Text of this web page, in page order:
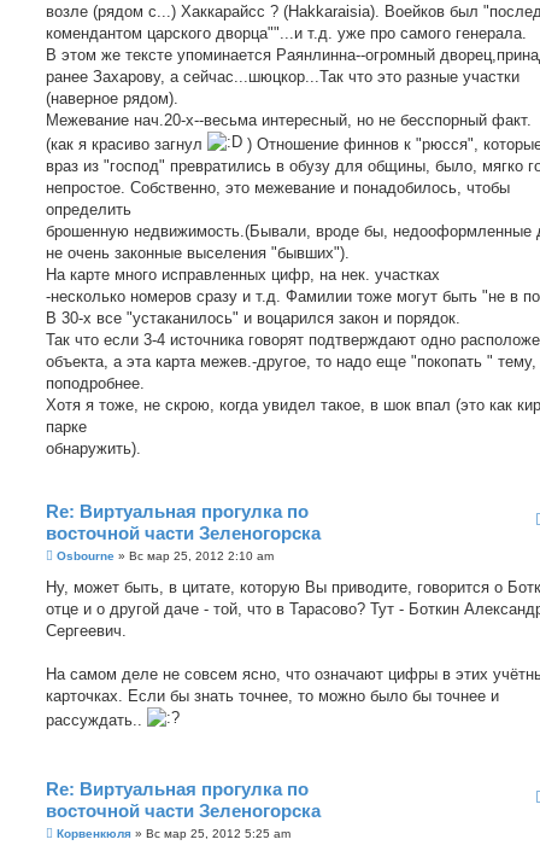
возле (рядом с...) Хаккарайсс ? (Hakkaraisia). Воейков был
комендантом царского дворца""...и т.д. уже про самого генерала.
В этом же тексте упоминается Раянлинна--огромный
ранее Захарову, а сейчас...шюцкор...Так что это разные участки
(наверное рядом).
Межевание нач.20-х--весьма интересный, но не бесспорный факт.
(как я красиво загнул
) Отношение финнов к "рюсся",
враз из "господ" превратились в обузу для общины, было, мягко
непростое. Собственно, это межевание и понадобилось, чтобы
определить
брошенную недвижимость.(Бывали, вроде бы, недооформленные
не очень законные выселения "бывших").
На карте много исправленных цифр, на нек. участках
-несколько номеров сразу и т.д. Фамилии тоже могут быть "не в
В 30-х все "устаканилось" и воцарился закон и порядок.
Так что если 3-4 источника говорят подтверждают одно
объекта, а эта карта межев.-другое, то надо еще "покопать " тему,
поподробнее.
Хотя я тоже, не скрою, когда увидел такое, в шок впал (это как
парке
обнаружить).
Re: Виртуальная прогулка по
восточной части Зеленогорска
С
о
б
щ
е
е
Osbourne » Вс мар 25, 2012 2:10 am
Ну, может быть, в цитате, которую Вы приводите, говорится о
отце и о другой даче - той, что в Тарасово? Тут - Боткин
Сергеевич.
На самом деле не совсем ясно, что означают цифры в этих
карточках. Если бы знать точнее, то можно было бы точнее и
рассуждать..
Re: Виртуальная прогулка по
восточной части Зеленогорска
СКорвенкюля » Вс мар 25, 2012 5:25 am